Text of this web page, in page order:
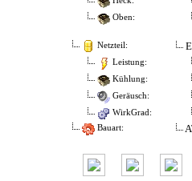
Oben:
Netzteil:
Leistung:
Kühlung:
Geräusch:
WirkGrad:
Bauart: